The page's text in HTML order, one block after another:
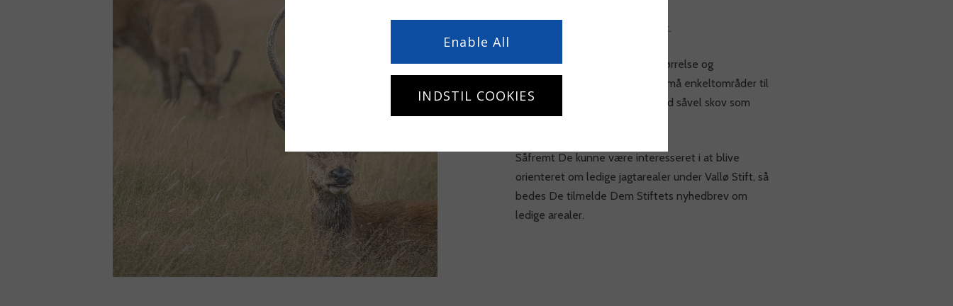
Vallø Stift udlejer arealer til jagt.
De enkelte arealer varierer i størrelse og
sammensætning – fra ganske små enkeltområder til
større kombinerede arealer med såvel skov som
Såfremt De kunne være interesseret i at blive
orienteret om ledige jagtarealer under Vallø Stift, så
bedes De tilmelde Dem Stiftets nyhedbrev om
ledige arealer.
INDSTIL COOKIES
Enable All